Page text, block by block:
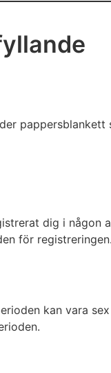
dig i någon
för registreringen.
kan vara